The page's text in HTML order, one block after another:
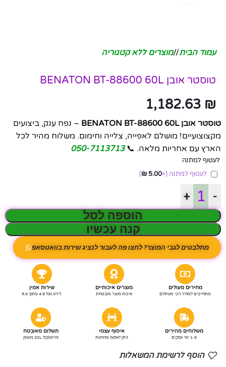
עמוד הבית/ מוצרים ללא קטגוריה
טוסטר אובן BENATON BT-88600 60L
1,182.63 ₪
טוסטר אובן BENATON BT-88600 60L
– נפח ענק, ביצועים
מקצוצועיים! מושלם לאפייה, צלייה וחימום. משלוח מהיר לכל
הארץ עם אחריות מלאה. 📞050-7113713
לעטוף למתנה
לעטוף למתנה (+
5.00
₪
)
-
+
הוספה לסל
קנה עכשיו
מתלבטים לגבי המוצר? לחצו פה לעבור לנציג שירות בוואטסאפ
מחירים מעולים
מתחייבים למחיר הכי משתלם
מוצרים איכותיים
איכות מוצר מובטחת
שירות אמין
דירוג גוגל 4.9 מתוך 5.0
משלוחים מהירים
1-3 ימי עסקים
איסוף עצמי
ניתן לאסוף מהחנות
תשלום מאובטח
פרוטוקול SSL מוצפן
הוסף לרשימת המשאלות